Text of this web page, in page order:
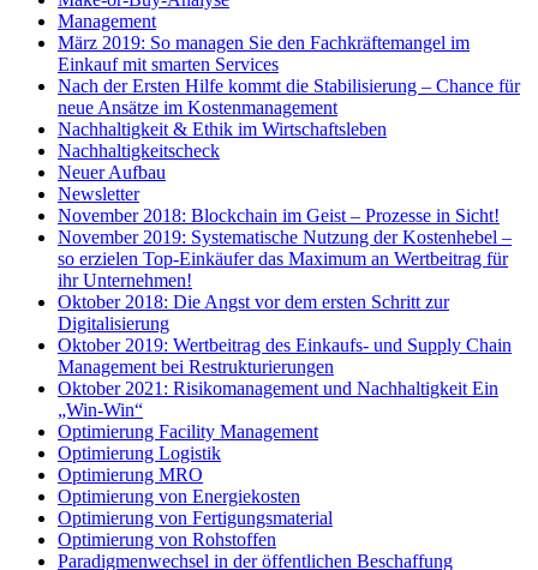
Management
März 2019: So managen Sie den Fachkräftemangel im
Einkauf mit smarten Services
Nach der Ersten Hilfe kommt die Stabilisierung – Chance für
neue Ansätze im Kostenmanagement
Nachhaltigkeit & Ethik im Wirtschaftsleben
Nachhaltigkeitscheck
Neuer Aufbau
Newsletter
November 2018: Blockchain im Geist – Prozesse in Sicht!
November 2019: Systematische Nutzung der Kostenhebel –
so erzielen Top-Einkäufer das Maximum an Wertbeitrag für
ihr Unternehmen!
Oktober 2018: Die Angst vor dem ersten Schritt zur
Digitalisierung
Oktober 2019: Wertbeitrag des Einkaufs- und Supply Chain
Management bei Restrukturierungen
Oktober 2021: Risikomanagement und Nachhaltigkeit Ein
„Win-Win“
Optimierung Facility Management
Optimierung Logistik
Optimierung MRO
Optimierung von Energiekosten
Optimierung von Fertigungsmaterial
Optimierung von Rohstoffen
Paradigmenwechsel in der öffentlichen Beschaffung